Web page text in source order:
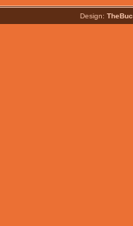
Design: